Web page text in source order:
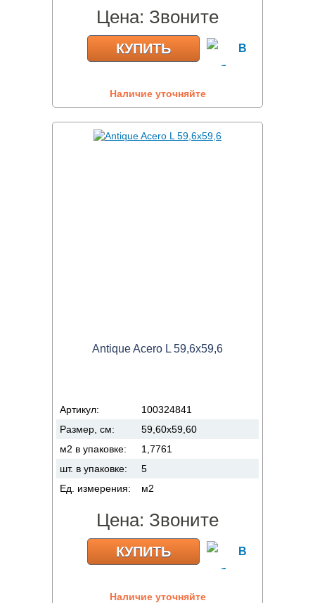
Цена: Звоните
КУПИТЬ
Наличие уточняйте
Antique Acero L 59,6x59,6
Артикул:
100324841
Размер, см:
59,60x59,60
м2 в упаковке:
1,7761
шт. в упаковке:
5
Ед. измерения:
м2
Цена: Звоните
КУПИТЬ
Наличие уточняйте